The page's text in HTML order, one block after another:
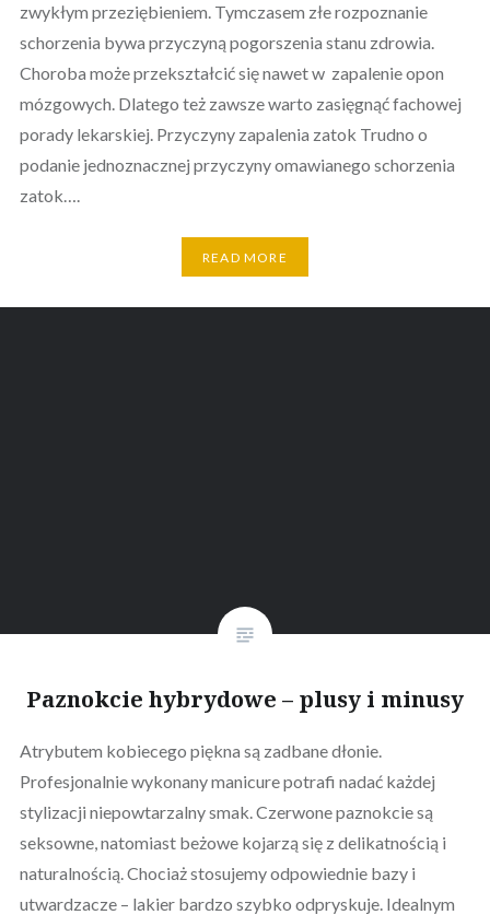
zwykłym przeziębieniem. Tymczasem złe rozpoznanie
schorzenia bywa przyczyną pogorszenia stanu zdrowia.
Choroba może przekształcić się nawet w zapalenie opon
mózgowych. Dlatego też zawsze warto zasięgnąć fachowej
porady lekarskiej. Przyczyny zapalenia zatok Trudno o
podanie jednoznacznej przyczyny omawianego schorzenia
zatok….
READ MORE
Paznokcie hybrydowe – plusy i minusy
Atrybutem kobiecego piękna są zadbane dłonie.
Profesjonalnie wykonany manicure potrafi nadać każdej
stylizacji niepowtarzalny smak. Czerwone paznokcie są
seksowne, natomiast beżowe kojarzą się z delikatnością i
naturalnością. Chociaż stosujemy odpowiednie bazy i
utwardzacze – lakier bardzo szybko odpryskuje. Idealnym